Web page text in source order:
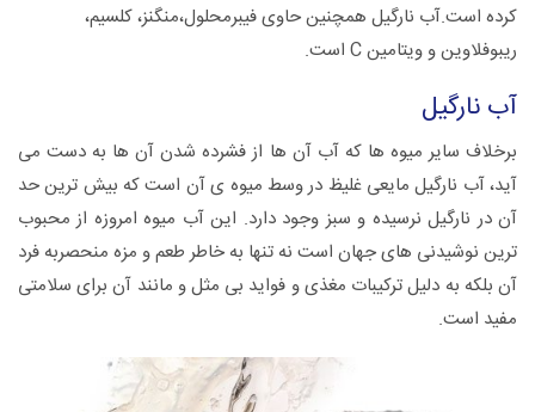
کرده است.آب نارگیل همچنین حاوی فیبرمحلول،منگنز، کلسیم،
ریبوفلاوین و ویتامین C است.
آب نارگیل
برخلاف سایر میوه ها که آب آن ها از فشرده شدن آن ها به دست می
آید، آب نارگیل مایعی غلیظ در وسط میوه ی آن است که بیش ترین حد
آن در نارگیل نرسیده و سبز وجود دارد. این آب میوه امروزه از محبوب
ترین نوشیدنی های جهان است نه تنها به خاطر طعم و مزه منحصربه فرد
آن بلکه به دلیل ترکیبات مغذی و فواید بی مثل و مانند آن برای سلامتی
مفید است.